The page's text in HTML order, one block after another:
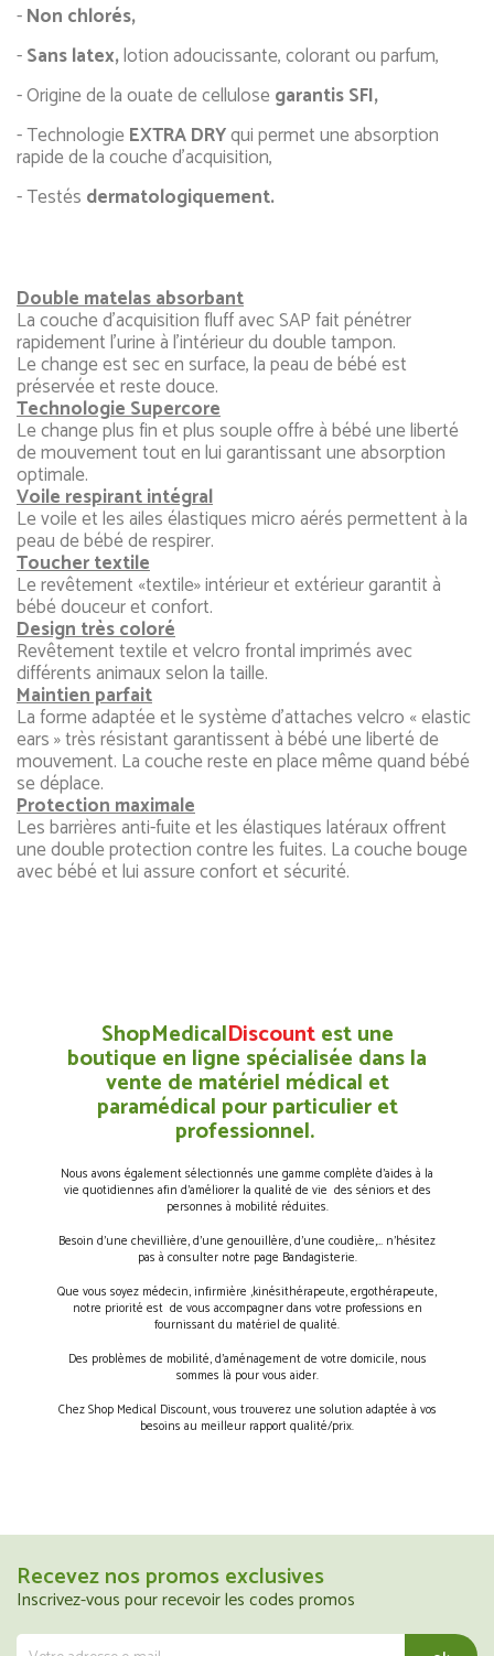
-Non chlorés,
-Sans latex,lotion adoucissante, colorant ou parfum,
- Origine de la ouate de cellulosegarantis SFI,
- TechnologieEXTRA DRYqui permet une absorption
rapide de la couche d’acquisition,
- Testés dermatologiquement.
Double matelas absorbant
La couche d’acquisition fluff avec SAP fait pénétrer
rapidement l’urine à l’intérieur du double tampon.
Le change est sec en surface, la peau de bébé est
préservée et reste douce.
Technologie Supercore
Le change plus fin et plus souple offre à bébé une liberté
de mouvement tout en lui garantissant une absorption
optimale.
Voile respirant intégral
Le voile et les ailes élastiques micro aérés permettent à la
peau de bébé de respirer.
Toucher textile
Le revêtement «textile» intérieur et extérieur garantit à
bébé douceur et confort.
Design très coloré
Revêtement textile et velcro frontal imprimés avec
différents animaux selon la taille.
Maintien parfait
La forme adaptée et le système d’attaches velcro « elastic
ears » très résistant garantissent à bébé une liberté de
mouvement. La couche reste en place même quand bébé
se déplace.
Protection maximale
Les barrières anti-fuite et les élastiques latéraux offrent
une double protection contre les fuites. La couche bouge
avec bébé et lui assure confort et sécurité.
ShopMedicalDiscountest une
boutique en ligne spécialisée dans la
vente de matériel médical et
paramédical pour particulier et
professionnel.
Nous avons également sélectionnés une gamme complète d’aides à la
vie quotidiennes afin d’améliorer la qualité de vie des séniors et des
personnes à mobilité réduites.
Besoin d’une chevillière, d’une genouillère, d’une coudière,… n’hésitez
pas à consulter notre page Bandagisterie.
Que vous soyez médecin, infirmière ,kinésithérapeute, ergothérapeute,
notre priorité est de vous accompagner dans votre professions en
fournissant du matériel de qualité.
Des problèmes de mobilité, d’aménagement de votre domicile, nous
sommes là pour vous aider.
Chez Shop Medical Discount, vous trouverez une solution adaptée à vos
besoins au meilleur rapport qualité/prix.
Recevez nos promos exclusives
Inscrivez-vous pour recevoir les codes promos